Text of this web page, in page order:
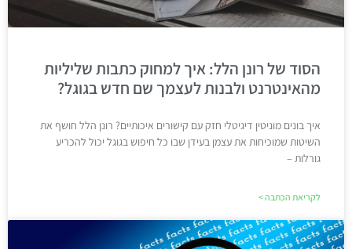
הסוד של רונן הלל: איך למחוק כתבות שליליות
מהאינטרנט ולבנות לעצמך שם חדש בגוגל?
איך בונים מוניטין דיגיטלי חזק עם קישורים איכותיים? רונן הלל חושף את
השיטות שמוכיחות את עצמן בעידן שבו כל חיפוש בגוגל יכול להכריע
גורלות –
לקריאת הכתבה >